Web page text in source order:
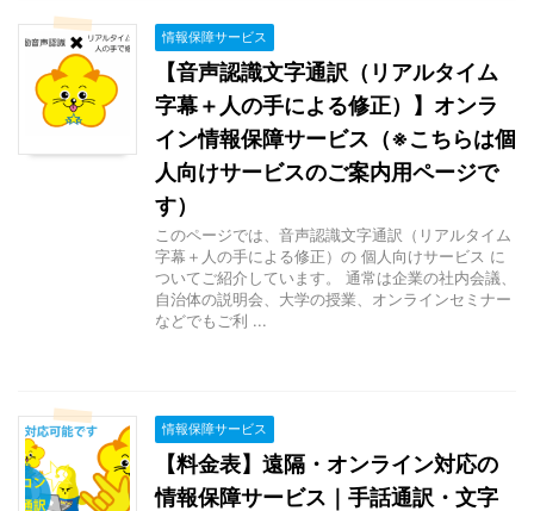
情報保障サービス
【音声認識文字通訳（リアルタイム
字幕＋人の手による修正）】オンラ
イン情報保障サービス（※こちらは個
人向けサービスのご案内用ページで
す）
このページでは、音声認識文字通訳（リアルタイム
字幕＋人の手による修正）の 個人向けサービス に
ついてご紹介しています。 通常は企業の社内会議、
自治体の説明会、大学の授業、オンラインセミナー
などでもご利 ...
情報保障サービス
【料金表】遠隔・オンライン対応の
情報保障サービス｜手話通訳・文字